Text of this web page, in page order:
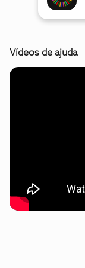
Vídeos de ajuda